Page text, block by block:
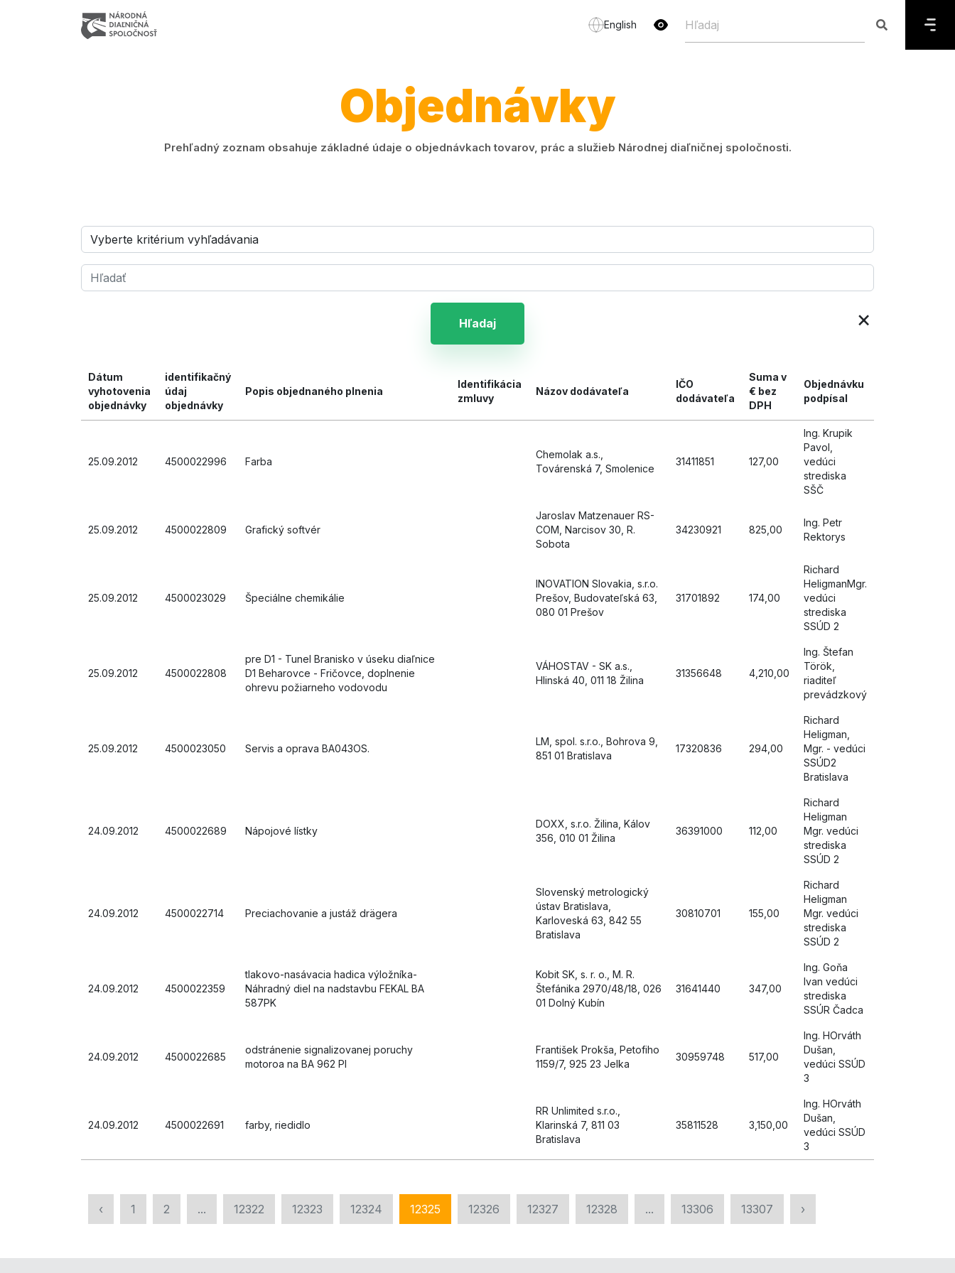
English
Objednávky
Prehľadný zoznam obsahuje základné údaje o objednávkach tovarov, prác a služieb Národnej diaľničnej spoločnosti.
Hľadaj ×
Dátum
vyhotovenia
objednávky
identifikačný
údaj
objednávky
Popis objednaného plnenia
Identifikácia
zmluvy
Názov dodávateľa
IČO
dodávateľa
Suma v
€ bez
DPH
Objednávku
podpísal
25.09.2012 4500022996 Farba
Chemolak a.s.,
Továrenská 7, Smolenice
31411851 127,00
Ing. Krupik
Pavol,
vedúci
strediska
SŠČ
25.09.2012 4500022809 Grafický softvér
Jaroslav Matzenauer RS-
COM, Narcisov 30, R.
Sobota
34230921 825,00
Ing. Petr
Rektorys
25.09.2012 4500023029 Špeciálne chemikálie
INOVATION Slovakia, s.r.o.
Prešov, Budovateľská 63,
080 01 Prešov
31701892 174,00
Richard
HeligmanMgr.
vedúci
strediska
SSÚD 2
25.09.2012 4500022808
pre D1 - Tunel Branisko v úseku diaľnice
D1 Beharovce - Fričovce, doplnenie
ohrevu požiarneho vodovodu
VÁHOSTAV - SK a.s.,
Hlinská 40, 011 18 Žilina
31356648 4,210,00
Ing. Štefan
Török,
riaditeľ
prevádzkový
25.09.2012 4500023050 Servis a oprava BA043OS.
LM, spol. s.r.o., Bohrova 9,
851 01 Bratislava
17320836 294,00
Richard
Heligman,
Mgr. - vedúci
SSÚD2
Bratislava
24.09.2012 4500022689 Nápojové lístky
DOXX, s.r.o. Žilina, Kálov
356, 010 01 Žilina
36391000 112,00
Richard
Heligman
Mgr. vedúci
strediska
SSÚD 2
24.09.2012 4500022714 Preciachovanie a justáž drägera
Slovenský metrologický
ústav Bratislava,
Karloveská 63, 842 55
Bratislava
30810701 155,00
Richard
Heligman
Mgr. vedúci
strediska
SSÚD 2
24.09.2012 4500022359
tlakovo-nasávacia hadica výložníka-
Náhradný diel na nadstavbu FEKAL BA
587PK
Kobit SK, s. r. o., M. R.
Štefánika 2970/48/18, 026
01 Dolný Kubín
31641440 347,00
Ing. Goňa
Ivan vedúci
strediska
SSÚR Čadca
24.09.2012 4500022685
odstránenie signalizovanej poruchy
motoroa na BA 962 PI
František Prokša, Petofiho
1159/7, 925 23 Jelka
30959748 517,00
Ing. HOrváth
Dušan,
vedúci SSÚD
3
24.09.2012 4500022691 farby, riedidlo
RR Unlimited s.r.o.,
Klarinská 7, 811 03
Bratislava
35811528 3,150,00
Ing. HOrváth
Dušan,
vedúci SSÚD
3
‹ 1 2 ... 12322 12323 12324 12325 12326 12327 12328 ... 13306 13307 ›